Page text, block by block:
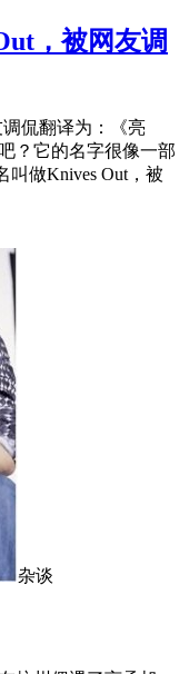
，被网友调
侃翻译为：《亮
？它的名字很像一部
叫做Knives Out，被
杂谈